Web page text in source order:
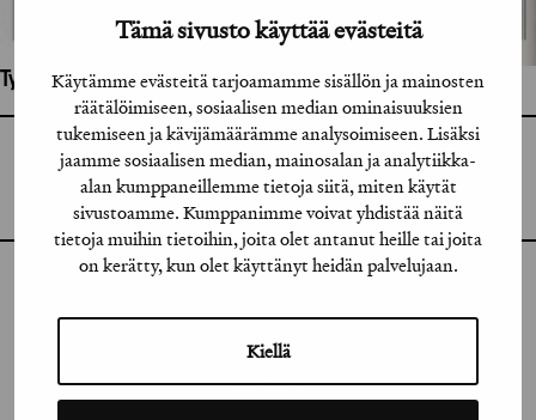
Tämä sivusto käyttää evästeitä
Käytämme evästeitä tarjoamamme sisällön ja mainosten
räätälöimiseen, sosiaalisen median ominaisuuksien
tukemiseen ja kävijämäärämme analysoimiseen. Lisäksi
jaamme sosiaalisen median, mainosalan ja analytiikka-
alan kumppaneillemme tietoja siitä, miten käytät
sivustoamme. Kumppanimme voivat yhdistää näitä
tietoja muihin tietoihin, joita olet antanut heille tai joita
on kerätty, kun olet käyttänyt heidän palvelujaan.
Kiellä
Työhön osallistuneet henkilöt / tahot:
GRAFIA RY
GRAFIA(AT)GRAFIA.FI
UUDENMAANKATU 11 B 9,
00120 HELSINKI
LINKEDIN